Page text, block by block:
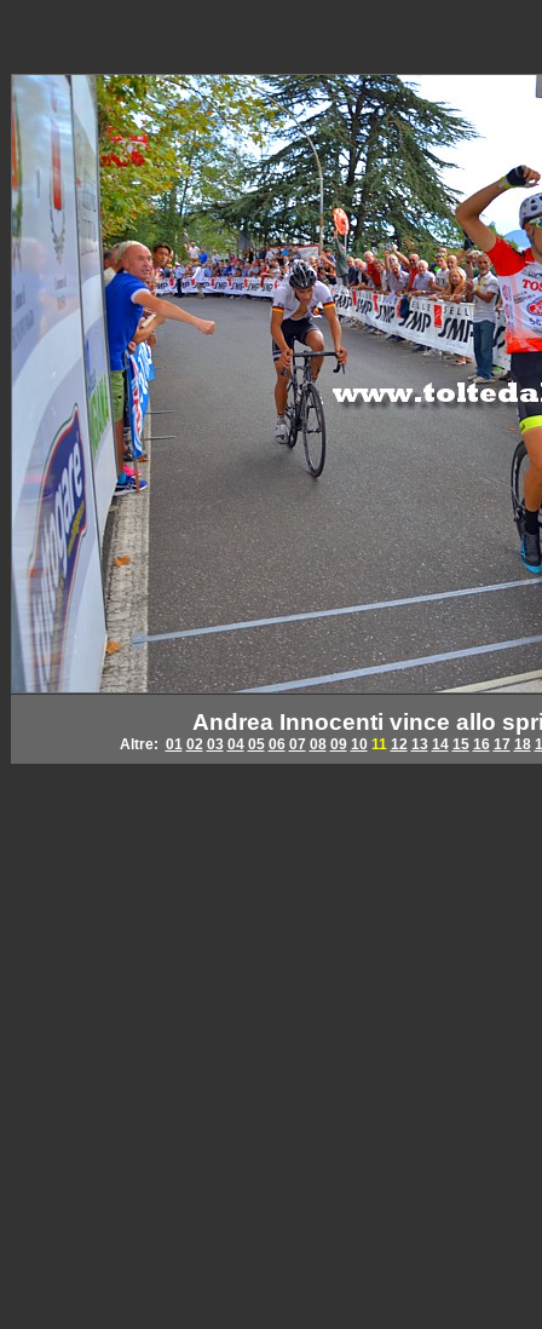
Andrea Innocenti vince allo
Altre: 01 02 03 04 05 06 07 08 09 10 11 12 13 14 15 16 17 18